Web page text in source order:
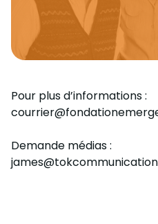
maîtrise en gestion des
occupé des fonctions de
notamment chez Loto-
facilitatrice et
soutenir des
les leaders à naviguer la
Pour plus d’informations :
Demande médias :